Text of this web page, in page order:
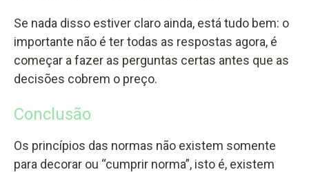
Se nada disso estiver claro ainda, está tudo bem: o
importante não é ter todas as respostas agora, é
começar a fazer as perguntas certas antes que as
decisões cobrem o preço.
Conclusão
Os princípios das normas não existem somente
para decorar ou “cumprir norma”, isto é, existem